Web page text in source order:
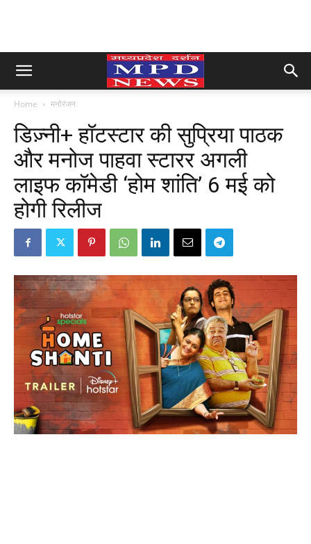
Home मनोरंजन
डिज़्नी+ हॉटस्टार की सुप्रिया पाठक
और मनोज पाहवा स्टारर अगली
लाइफ कॉमेडी ‘होम शांति’ 6 मई को
होगी रिलीज